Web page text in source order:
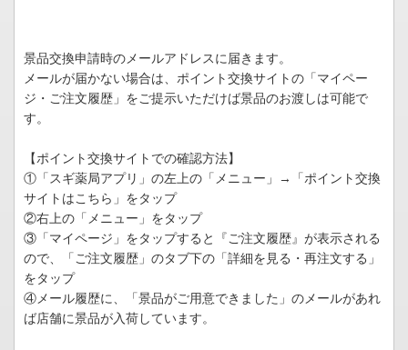
景品交換申請時のメールアドレスに届きます。
メールが届かない場合は、ポイント交換サイトの「マイペー
ジ・ご注文履歴」をご提示いただけば景品のお渡しは可能で
す。
【ポイント交換サイトでの確認方法】
①「スギ薬局アプリ」の左上の「メニュー」→「ポイント交換
サイトはこちら」をタップ
②右上の「メニュー」をタップ
③「マイページ」をタップすると『ご注文履歴』が表示される
ので、「ご注文履歴」のタブ下の「詳細を見る・再注文する」
をタップ
④メール履歴に、「景品がご用意できました」のメールがあれ
ば店舗に景品が入荷しています。